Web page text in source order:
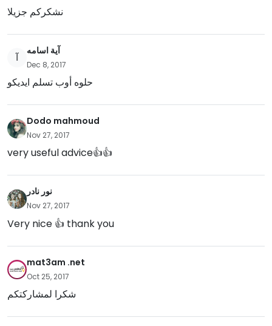
نشكركم جزيلا
آ
آية اسامه
Dec 8, 2017
حلوه أوب تسلم ايديكو
Dodo mahmoud
Nov 27, 2017
very useful advice👍👍
نور نادر
Nov 27, 2017
Very nice 👍 thank you
mat3am .net
Oct 25, 2017
شكرا لمشاركتكم